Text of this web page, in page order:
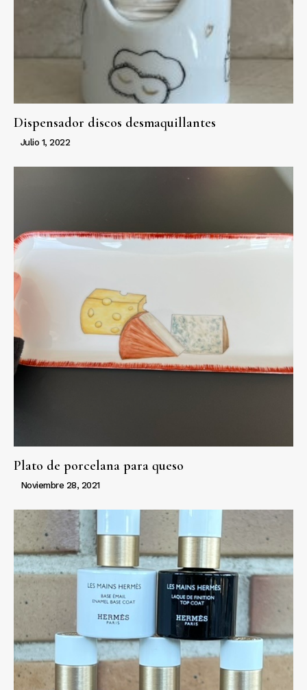
Dispensador discos desmaquillantes
Julio 1, 2022
Plato de porcelana para queso
Noviembre 28, 2021